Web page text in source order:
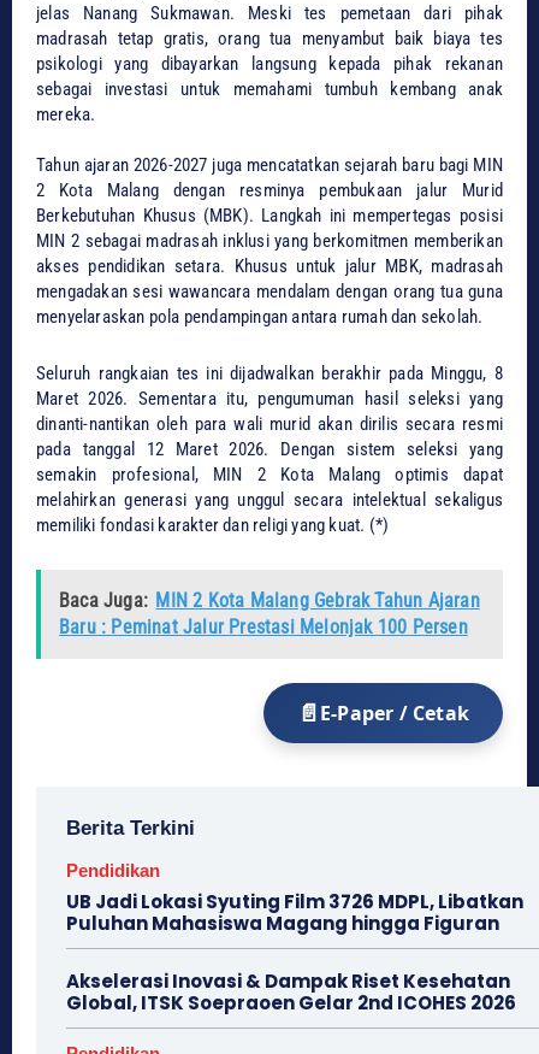
jelas Nanang Sukmawan. Meski tes pemetaan dari pihak
madrasah tetap gratis, orang tua menyambut baik biaya tes
psikologi yang dibayarkan langsung kepada pihak rekanan
sebagai investasi untuk memahami tumbuh kembang anak
mereka.
​Tahun ajaran 2026-2027 juga mencatatkan sejarah baru bagi MIN
2 Kota Malang dengan resminya pembukaan jalur Murid
Berkebutuhan Khusus (MBK). Langkah ini mempertegas posisi
MIN 2 sebagai madrasah inklusi yang berkomitmen memberikan
akses pendidikan setara. Khusus untuk jalur MBK, madrasah
mengadakan sesi wawancara mendalam dengan orang tua guna
menyelaraskan pola pendampingan antara rumah dan sekolah.
​Seluruh rangkaian tes ini dijadwalkan berakhir pada Minggu, 8
Maret 2026. Sementara itu, pengumuman hasil seleksi yang
dinanti-nantikan oleh para wali murid akan dirilis secara resmi
pada tanggal 12 Maret 2026. Dengan sistem seleksi yang
semakin profesional, MIN 2 Kota Malang optimis dapat
melahirkan generasi yang unggul secara intelektual sekaligus
memiliki fondasi karakter dan religi yang kuat. (*)
Baca Juga: MIN 2 Kota Malang Gebrak Tahun Ajaran
Baru : Peminat Jalur Prestasi Melonjak 100 Persen
E-Paper / Cetak
Berita Terkini
Pendidikan
UB Jadi Lokasi Syuting Film 3726 MDPL, Libatkan
Puluhan Mahasiswa Magang hingga Figuran
Akselerasi Inovasi & Dampak Riset Kesehatan
Global, ITSK Soepraoen Gelar 2nd ICOHES 2026